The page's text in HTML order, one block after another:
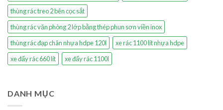
thùng rác treo 2 bên cọc sắt
thùng rác văn phòng 2 lớp bằng thép phun sơn viền inox
thùng rác đạp chân nhựa hdpe 120l
xe rác 1100 lít nhựa hdpe
xe đẩy rác 660 lít
xe đẩy rác 1100l
DANH MỤC